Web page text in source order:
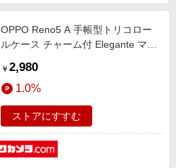
OPPO Reno5 A 手帳型トリコロー
ルケース チャーム付 Elegante マカ
￥ 2,980
1.0%
ストアにすすむ